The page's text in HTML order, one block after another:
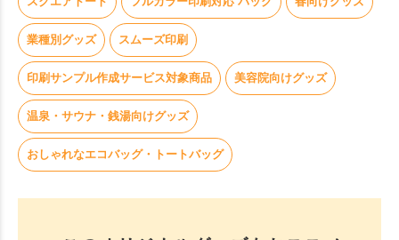
業種別グッズ スムーズ印刷
印刷サンプル作成サービス対象商品 美容院向けグッズ
温泉・サウナ・銭湯向けグッズ
おしゃれなエコバッグ・トートバッグ